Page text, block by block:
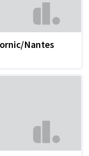
Nantes